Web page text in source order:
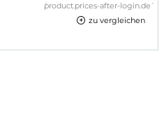
`product.prices-after-login.de`
zu vergleichen